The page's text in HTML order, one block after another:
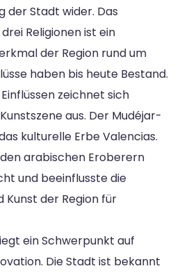
der Stadt wider. Das
Religionen ist ein
der Region rund um
haben bis heute Bestand.
zeichnet sich
aus. Der Mudéjar-
kulturelle Erbe Valencias.
arabischen Eroberern
und beeinflusste die
Kunst der Region für
ein Schwerpunkt auf
Die Stadt ist bekannt